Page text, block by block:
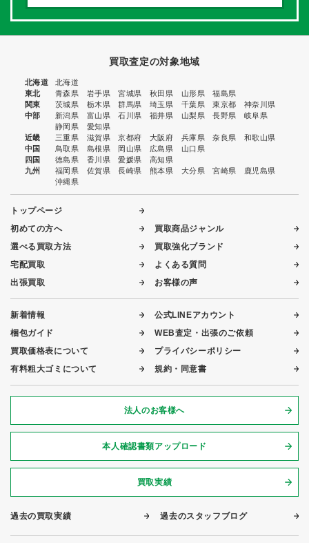
買取査定の対象地域
北海道
北海道
東北
青森県 岩手県 宮城県 秋田県 山形県
福島県
関東
茨城県 栃木県 群馬県 埼玉県 千葉県 東京都
神奈川県
中部
新潟県 富山県 石川県 福井県 山梨県 長野県
岐阜県
静岡県
愛知県
近畿
三重県 滋賀県 京都府 大阪府 兵庫県 奈良県
和歌山県
中国
鳥取県 島根県 岡山県 広島県
山口県
四国
徳島県 香川県 愛媛県
高知県
九州
福岡県 佐賀県 長崎県 熊本県 大分県 宮崎県
鹿児島県
沖縄県
トップページ
初めての方へ
選べる買取方法
宅配買取
出張買取
買取商品ジャンル
買取強化ブランド
よくある質問
お客様の声
新着情報
梱包ガイド
買取価格表について
有料粗大ゴミについて
公式LINEアカウント
WEB査定・出張のご依頼
プライバシーポリシー
規約・同意書
法人のお客様へ
本人確認書類アップロード
買取実績
過去の買取実績 過去のスタッフブログ